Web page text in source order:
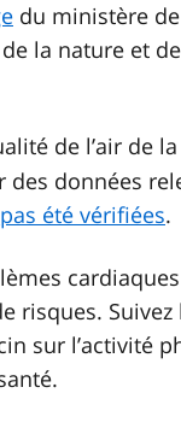
du ministère de
la nature et
de l’air de la
des données
été vérifiées.
risques. Suivez
sur l’activité